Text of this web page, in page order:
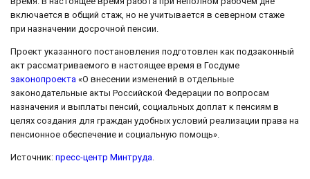
включается в общий стаж, но не учитывается в северном стаже
при назначении досрочной пенсии.
Проект указанного постановления подготовлен как подзаконный
акт рассматриваемого в настоящее время в Госдуме
законопроекта «О внесении изменений в отдельные
законодательные акты Российской Федерации по вопросам
назначения и выплаты пенсий, социальных доплат к пенсиям в
целях создания для граждан удобных условий реализации права на
пенсионное обеспечение и социальную помощь».
Источник: пресс-центр Минтруда